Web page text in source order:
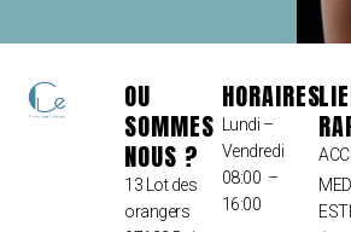
OU
SOMMES
NOUS ?
13 Lot des
orangers
HORAIRES
Lundi –
Vendredi
08:00 –
16:00